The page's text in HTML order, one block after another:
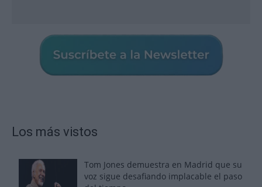
Los más vistos
Tom Jones demuestra en Madrid que su
voz sigue desafiando implacable el paso